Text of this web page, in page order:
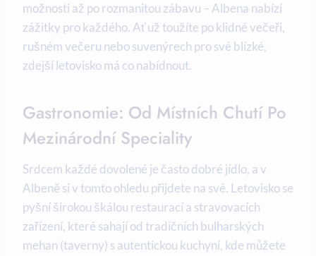
možnosti až po rozmanitou zábavu – Albena nabízí
zážitky pro každého. Ať už toužíte po klidné večeři,
rušném večeru nebo suvenýrech pro své blízké,
zdejší letovisko má co nabídnout.
Gastronomie: Od Místních Chutí Po
Mezinárodní Speciality
Srdcem každé dovolené je často dobré jídlo, a v
Albeně si v tomto ohledu přijdete na své. Letovisko se
pyšní širokou škálou restaurací a stravovacích
zařízení, které sahají od tradičních bulharských
mehan (taverny) s autentickou kuchyní, kde můžete